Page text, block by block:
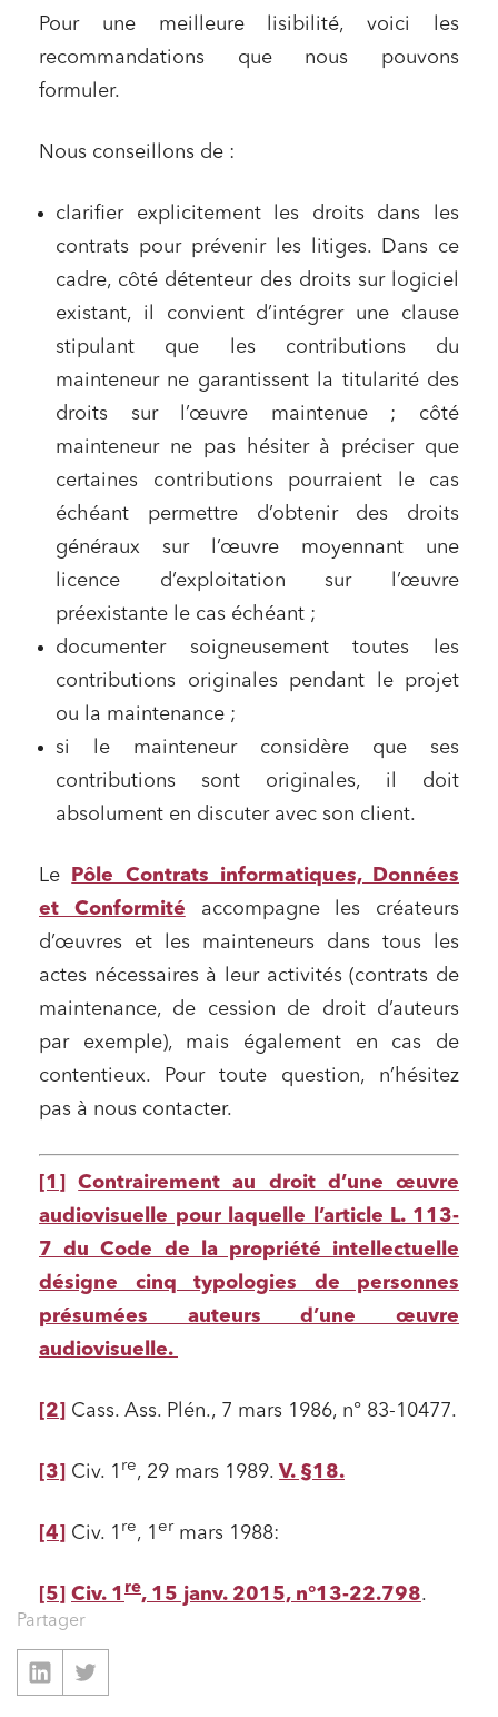
Pour une meilleure lisibilité, voici les
recommandations que nous pouvons
formuler.
Nous conseillons de :
clarifier explicitement les droits dans les
contrats pour prévenir les litiges. Dans ce
cadre, côté détenteur des droits sur logiciel
existant, il convient d’intégrer une clause
stipulant que les contributions du
mainteneur ne garantissent la titularité des
droits sur l’œuvre maintenue ; côté
mainteneur ne pas hésiter à préciser que
certaines contributions pourraient le cas
échéant permettre d’obtenir des droits
généraux sur l’œuvre moyennant une
licence d’exploitation sur l’œuvre
préexistante le cas échéant ;
documenter soigneusement toutes les
contributions originales pendant le projet
ou la maintenance ;
si le mainteneur considère que ses
contributions sont originales, il doit
absolument en discuter avec son client.
Le
Pôle Contrats informatiques, Données
et Conformité accompagne les créateurs
d’œuvres et les mainteneurs dans tous les
actes nécessaires à leur activités (contrats de
maintenance, de cession de droit d’auteurs
par exemple), mais également en cas de
contentieux. Pour toute question, n’hésitez
pas à nous contacter.
[1]
Contrairement au droit d’une œuvre
audiovisuelle pour laquelle l’article L. 113-
7 du Code de la propriété intellectuelle
désigne cinq typologies de personnes
présumées auteurs d’une œuvre
audiovisuelle.
[2] Cass. Ass. Plén., 7 mars 1986, n° 83-10477.
[3] Civ. 1 re, 29 mars 1989. V. §18.
[4] Civ. 1 re, 1 er mars 1988:
[5] Civ. 1 re, 15 janv. 2015, n°13-22.798.
Partager
Banque finance et assurance